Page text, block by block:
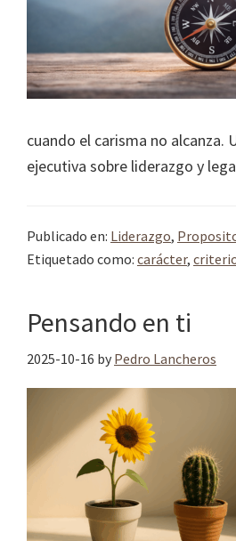
cuando el carisma no alcanza.
ejecutiva sobre liderazgo y
Publicado en: Liderazgo,
Etiquetado como: carácter,
Pensando en ti
2025-10-16 by Pedro Lancheros